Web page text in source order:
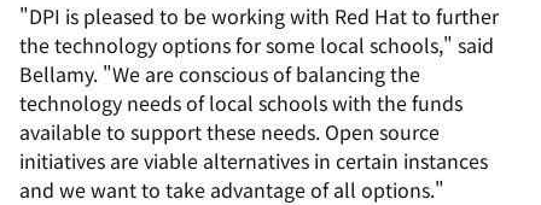
"DPI is pleased to be working with Red Hat to further
the technology options for some local schools," said
Bellamy. "We are conscious of balancing the
technology needs of local schools with the funds
available to support these needs. Open source
initiatives are viable alternatives in certain instances
and we want to take advantage of all options."